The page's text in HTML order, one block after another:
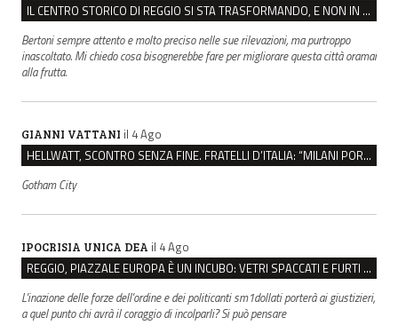
IL CENTRO STORICO DI REGGIO SI STA TRASFORMANDO, E NON IN MEGLIO
Bertoni sempre attento e molto preciso nelle sue rilevazioni, ma purtroppo
inascoltato. Mi chiedo cosa bisognerebbe fare per migliorare questa città oramai
alla frutta.
GIANNI VATTANI il 4 Ago
HELLWATT, SCONTRO SENZA FINE. FRATELLI D’ITALIA: “MILANI PORTA DOCUMENTI, DE FRANCO INSULTI”
Gotham City
IPOCRISIA UNICA DEA il 4 Ago
REGGIO, PIAZZALE EUROPA È UN INCUBO: VETRI SPACCATI E FURTI SULLE AUTO IN SOSTA
L'inazione delle forze dell'ordine e dei politicanti sm1dollati porterà ai giustizieri,
a quel punto chi avrà il coraggio di incolparli? Si può pensare